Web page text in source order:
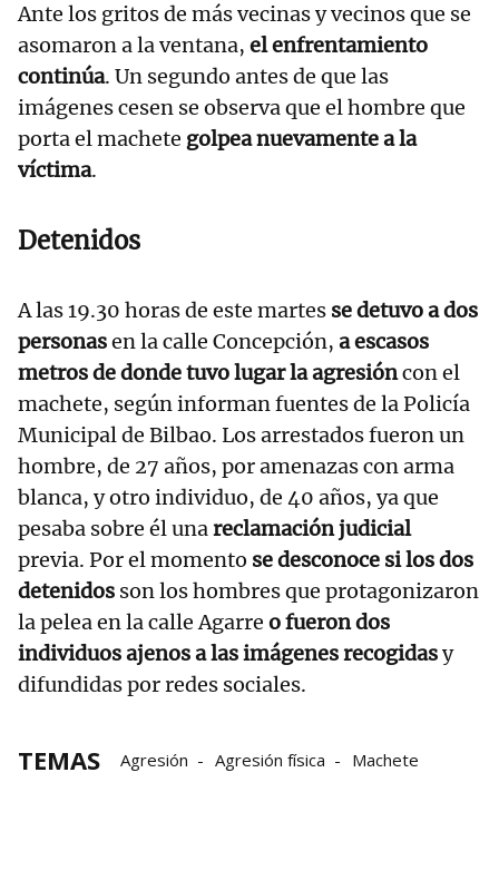
Ante los gritos de más vecinas y vecinos que se
asomaron a la ventana, el enfrentamiento
continúa. Un segundo antes de que las
imágenes cesen se observa que el hombre que
porta el machete golpea nuevamente a la
víctima.
Detenidos
A las 19.30 horas de este martes se detuvo a dos
personasen la calle Concepción, a escasos
metros de donde tuvo lugar la agresióncon el
machete, según informan fuentes de la Policía
Municipal de Bilbao. Los arrestados fueron un
hombre, de 27 años, por amenazas con arma
blanca, y otro individuo, de 40 años, ya que
pesaba sobre él unareclamación judicial
previa. Por el momento se desconoce si los dos
detenidos son los hombres que protagonizaron
la pelea en la calle Agarre o fueron dos
individuos ajenos a las imágenes recogidasy
difundidas por redes sociales.
TEMAS Agresión Agresión física Machete